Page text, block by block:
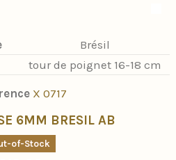
Brésil
tour de poignet 16-18 cm
X 0717
6MM BRESIL AB
of-Stock